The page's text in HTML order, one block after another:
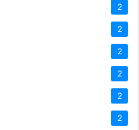
2
2
2
2
2
2